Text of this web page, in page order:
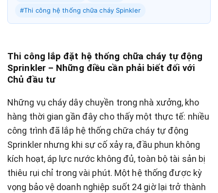
#Thi công hệ thống chữa cháy Spinkler
Thi công lắp đặt hệ thống chữa cháy tự động
Sprinkler – Những điều cần phải biết đối với
Chủ đầu tư
Những vụ cháy dây chuyền trong nhà xưởng, kho
hàng thời gian gần đây cho thấy một thực tế: nhiều
công trình đã lắp hệ thống chữa cháy tự động
Sprinkler nhưng khi sự cố xảy ra, đầu phun không
kích hoạt, áp lực nước không đủ, toàn bộ tài sản bị
thiêu rụi chỉ trong vài phút. Một hệ thống được kỳ
vọng bảo vệ doanh nghiệp suốt 24 giờ lại trở thành